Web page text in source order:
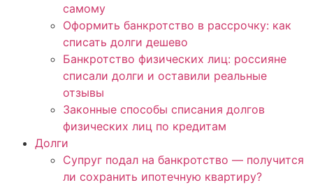
самому
Оформить банкротство в рассрочку: как
списать долги дешево
Банкротство физических лиц: россияне
списали долги и оставили реальные
отзывы
Законные способы списания долгов
физических лиц по кредитам
Долги
Супруг подал на банкротство — получится
ли сохранить ипотечную квартиру?